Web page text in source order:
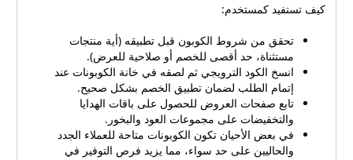
كيف تستفيد كمستخدم:
تحقق من شروط الكوبون قبل تطبيقه (أية منتجات
مستثناة، حد أقصى للخصم أو صلاحية للعرض).
انسخ الكود الترويجي ثم لصقه في خانة الكوبونات عند
إتمام الطلب لضمان تطبيق الخصم بشكل صحيح.
تابع صفحات العروض للحصول على باقات الهدايا
والتخفيضات على مجموعات العود والبخور.
في بعض الأحيان تكون الكوبونات متاحة للعملاء الجدد
والحاليين على حد سواء، مما يزيد فرص التوفير في